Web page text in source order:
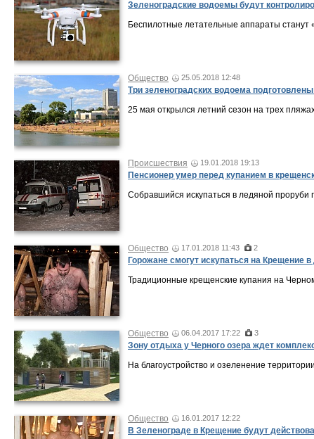
Зеленоградские водоемы будут
Беспилотные летательные аппараты станут
Общество 25.05.2018 12:48
Три зеленоградских водоема
25 мая открылся летний сезон на трех
Происшествия 19.01.2018 19:13
Пенсионер умер перед купанием в
Собравшийся искупаться в ледяной
Общество 17.01.2018 11:43 2
Горожане смогут искупаться на Крещение
Традиционные крещенские купания на
Общество 06.04.2017 17:22 3
Зону отдыха у Черного озера ждет
На благоустройство и озеленение
Общество 16.01.2017 12:22
В Зеленограде в Крещение будут